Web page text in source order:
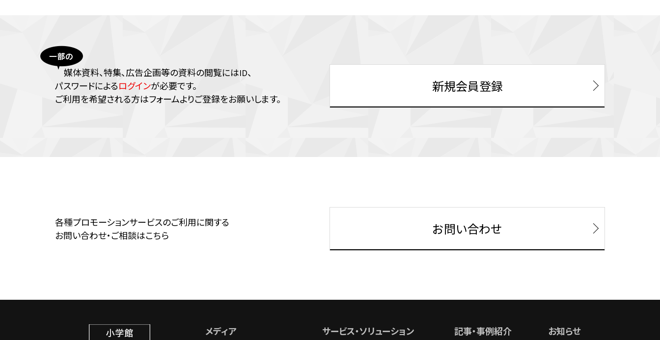
媒体資料、特集、広告企画等の資料の閲覧にはID、
パスワードによるログインが必要です。
ご利⽤を希望される⽅はフォームよりご登録をお願いします。
新規会員登録
各種プロモーションサービスのご利用に関する
お問い合わせ・ご相談はこちら
お問い合わせ
メディア サービス・ソリューション 記事・事例紹介 お知らせ